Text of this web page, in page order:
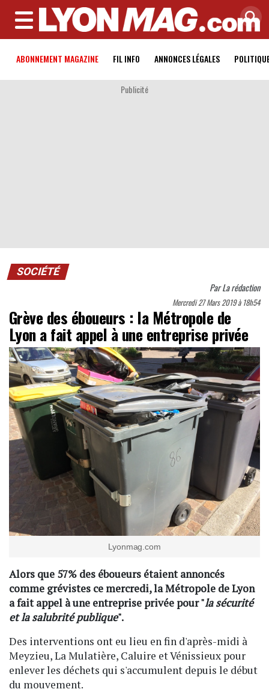
MENU
ABONNEMENT MAGAZINE FIL INFO ANNONCES LÉGALES
Publicité
SOCIÉTÉ
ParLa rédaction
Mercredi 27 Mars 2019 à 18h54
Grève des éboueurs : la Métropole de
Lyon a fait appel à une entreprise privée
Lyonmag.com
Alors que 57% des éboueurs étaient annoncés
comme grévistes ce mercredi, la Métropole de Lyon
a fait appel à une entreprise privée pour "la sécurité
et la salubrité publique".
Des interventions ont eu lieu en fin d'après-midi à
Meyzieu, La Mulatière, Caluire et Vénissieux pour
enlever les déchets qui s'accumulent depuis le début
du mouvement.